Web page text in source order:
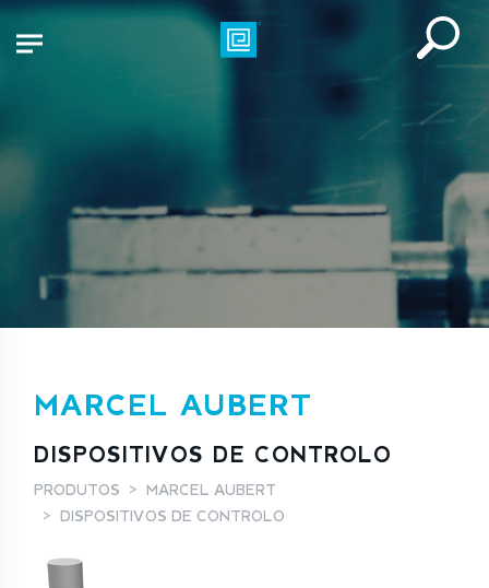
MARCEL AUBERT
DISPOSITIVOS DE CONTROLO
PRODUTOS
MARCEL AUBERT
DISPOSITIVOS DE CONTROLO